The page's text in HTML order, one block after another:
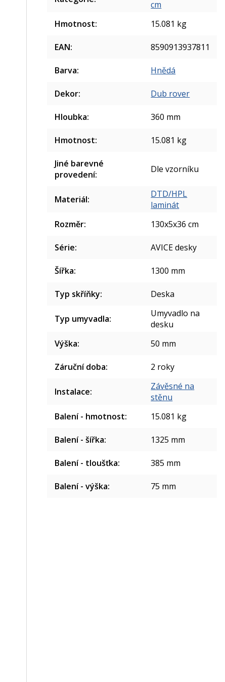
cm
Hmotnost: 15.081 kg
EAN: 8590913937811
Barva: Hnědá
Dekor: Dub rover
Hloubka: 360 mm
Hmotnost: 15.081 kg
Jiné barevné
provedení: Dle vzorníku
Materiál:
DTD/HPL
laminát
Rozměr: 130x5x36 cm
Série: AVICE desky
Šířka: 1300 mm
Typ skříňky: Deska
Typ umyvadla:
Umyvadlo na
desku
Výška: 50 mm
Záruční doba: 2 roky
Instalace:
Závěsné na
stěnu
Balení - hmotnost: 15.081 kg
Balení - šířka: 1325 mm
Balení - tloušťka: 385 mm
Balení - výška: 75 mm